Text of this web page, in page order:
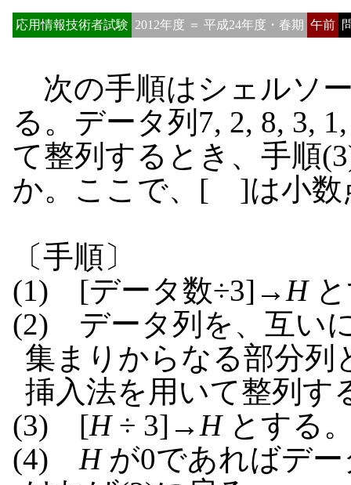
応用情報技術者試験 2012年度 ＝ 平成24年度・春期 午前
次の手順はシェルソ
る。データ列7, 2, 8, 3,
て整列するとき、手順
か。ここで、[ ]は小数
〔手順〕
(1) [データ数÷3]→Hと
(2) データ列を、互い
集まりからなる部分列
挿入法を用いて整列す
(3) [H÷ 3]→Hとする
(4) Hが0であればデー